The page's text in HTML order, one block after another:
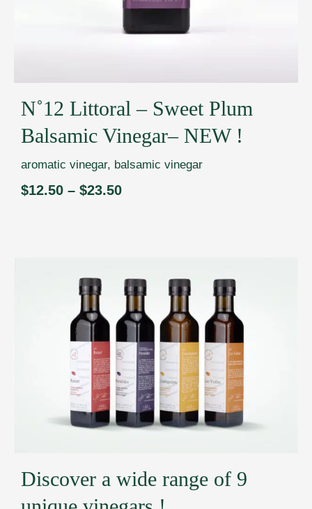
N˚12 Littoral – Sweet Plum
Balsamic Vinegar– NEW !
aromatic vinegar, balsamic vinegar
$12.50 – $23.50Price
Discover a wide range of 9